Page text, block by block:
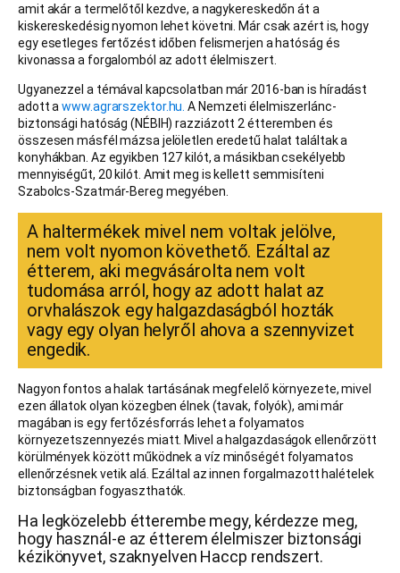
amit akár a termelőtől kezdve, a nagykereskedőn át a
kiskereskedésig nyomon lehet követni. Már csak azért is, hogy
egy esetleges fertőzést időben felismerjen a hatóság és
kivonassa a forgalomból az adott élelmiszert.
Ugyanezzel a témával kapcsolatban már 2016-ban is híradást
adott awww.agrarszektor.hu. A Nemzeti élelmiszerlánc-
biztonsági hatóság (NÉBIH) razziázott 2 étteremben és
összesen másfél mázsa jelöletlen eredetű halat találtak a
konyhákban. Az egyikben 127 kilót, a másikban csekélyebb
mennyiségűt, 20 kilót. Amit meg is kellett semmisíteni
Szabolcs-Szatmár-Bereg megyében.
A haltermékek mivel nem voltak jelölve,
nem volt nyomon követhető. Ezáltal az
étterem, aki megvásárolta nem volt
tudomása arról, hogy az adott halat az
orvhalászok egy halgazdaságból hozták
vagy egy olyan helyről ahova a szennyvizet
engedik.
Nagyon fontos a halak tartásának megfelelő környezete, mivel
ezen állatok olyan közegben élnek (tavak, folyók), ami már
magában is egy fertőzésforrás lehet a folyamatos
környezetszennyezés miatt. Mivel a halgazdaságok ellenőrzött
körülmények között működnek a víz minőségét folyamatos
ellenőrzésnek vetik alá. Ezáltal az innen forgalmazott halételek
biztonságban fogyaszthatók.
Ha legközelebb étterembe megy, kérdezze meg,
hogy használ-e az étterem élelmiszer biztonsági
kézikönyvet, szaknyelven Haccp rendszert.